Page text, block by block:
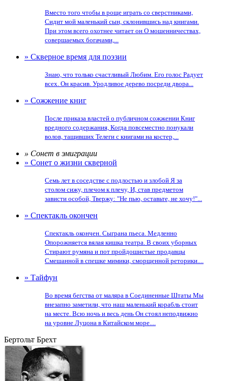
Вместо того чтобы в роще играть со сверстниками,
Сидит мой маленький сын, склонившись над книгами.
При этом всего охотнее читает он О мошенничествах,
совершаемых богачами,...
» Скверное время для поэзии
Знаю, что только счастливый Любим. Его голос Радует
всех. Он красив. Уродливое дерево посреди двора...
» Сожжение книг
После приказа властей о публичном сожжении Книг
вредного содержания, Когда повсеместно понукали
волов, тащивших Телеги с книгами на костер,...
» Сонет в эмиграции
» Сонет о жизни скверной
Семь лет в соседстве с подлостью и злобой Я за
столом сижу, плечом к плечу, И, став предметом
зависти особой, Твержу: "Не пью, оставьте, не хочу!"...
» Спектакль окончен
Спектакль окончен. Сыграна пьеса. Медленно
Опорожняется вялая кишка театра. В своих уборных
Стирают румяна и пот пройдошистые продавцы
Смешанной в спешке мимики, сморщенной реторики....
» Тайфун
Во время бегства от маляра в Соединенные Штаты Мы
внезапно заметили, что наш маленький корабль стоит
на месте. Всю ночь и весь день Он стоял неподвижно
на уровне Луцона в Китайском море....
Бертольт Брехт